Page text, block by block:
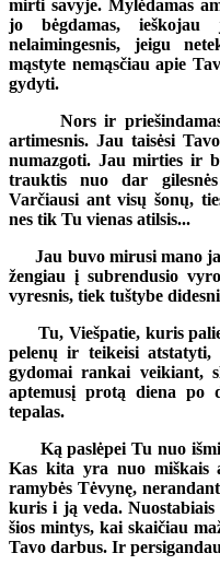
mirti savyje. Mylėdamas
jo bėgdamas,
nelaimingesnis, jeigu
mąstyte nemąsčiau apie
gydyti.
Nors ir
artimesnis. Jau taisėsi
numazgoti. Jau mirties ir
trauktis nuo dar
Varčiausi ant visų šonų,
nes tik Tu vienas atilsis...
Jau buvo mirusi mano
žengiau į subrendusio
vyresnis, tiek tuštybe
Tu, Viešpatie, kuris
pelenų ir teikeisi
gydomai rankai veikiant,
aptemusį protą diena po
tepalas.
Ką paslėpei Tu nuo
Kas kita yra nuo miškais
ramybės Tėvynę,
kuris i ją veda. Nuostabiais
šios mintys, kai skaičiau
Tavo darbus. Ir